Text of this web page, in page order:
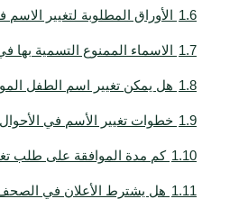
1.6 الأوراق المطلوبة لتغيير الاسم
1.7 الاسماء الممنوع التسمية بها
1.8 هل يمكن تغيير اسم الطفل
1.9 خطوات تغيير الأسم في الأحوال
1.10 كم مدة الموافقة على طلب
1.11 هل يشترط الأعلان في الصحف